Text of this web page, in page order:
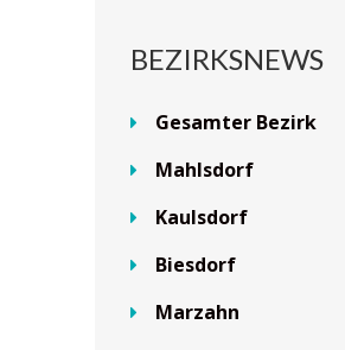
BEZIRKSNEWS
Gesamter Bezirk
Mahlsdorf
Kaulsdorf
Biesdorf
Marzahn